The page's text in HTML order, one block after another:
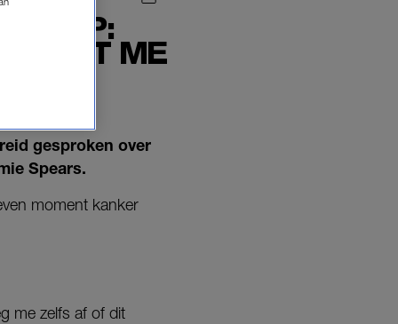
HEEFT ME
gesproken over
Spears.
moment kanker
me zelfs af of dit